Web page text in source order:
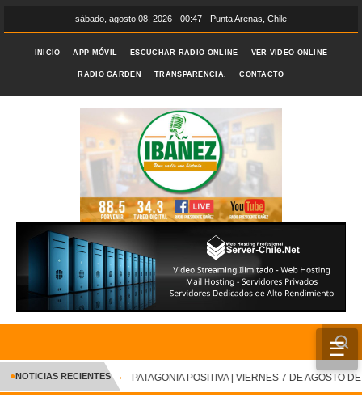
sábado, agosto 08, 2026 - 00:47 - Punta Arenas, Chile
INICIO APP MÓVIL ESCUCHAR RADIO ONLINE VER VIDEO ONLINE
RADIO GARDEN TRANSPARENCIA. CONTACTO
☰
INICIO
●NOTICIAS RECIENTES PATAGONIA POSITIVA | VIERNES 7 DE AGOSTO DE